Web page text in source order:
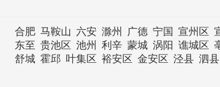
合肥 马鞍山 六安 滁州 广德 宁国 宣州区
东至 贵池区 池州 利辛 蒙城 涡阳 谯城区
舒城 霍邱 叶集区 裕安区 金安区 泾县 泗县